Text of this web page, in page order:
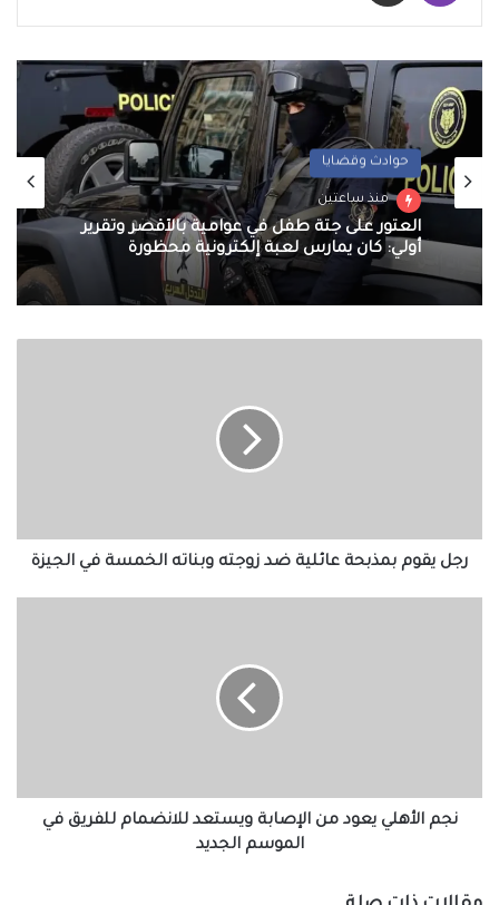
حوادث وقضايا
منذ ساعتين
العثور على جثة طفل في عوامية بالأقصر وتقرير
أولي: كان يمارس لعبة إلكترونية محظورة
في
الجيزة
رجل يقوم بمذبحة عائلية ضد زوجته وبناته الخمسة في الجيزة
في
الموسمنجم الأهلي يعود من الإصابة ويستعد للانضمام للفريق في
الموسم الجديد